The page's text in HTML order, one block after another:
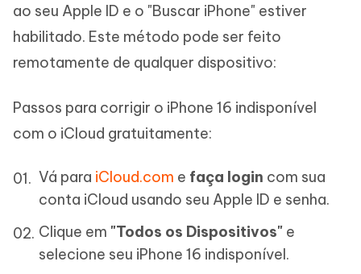
ao seu Apple ID e o "Buscar iPhone" estiver
habilitado. Este método pode ser feito
remotamente de qualquer dispositivo:
Passos para corrigir o iPhone 16 indisponível
com o iCloud gratuitamente:
Vá para iCloud.com e faça login com sua
conta iCloud usando seu Apple ID e senha.
Clique em "Todos os Dispositivos" e
selecione seu iPhone 16 indisponível.